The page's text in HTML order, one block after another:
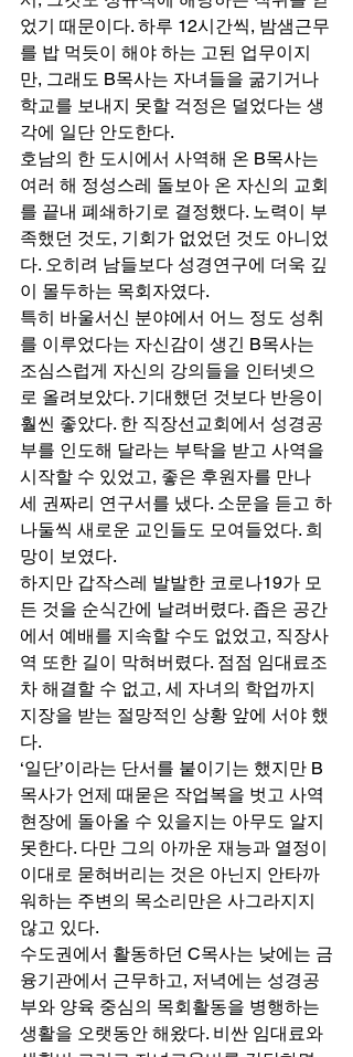
었기 때문이다. 하루 12시간씩, 밤샘근무
를 밥 먹듯이 해야 하는 고된 업무이지
만, 그래도 B목사는 자녀들을 굶기거나
학교를 보내지 못할 걱정은 덜었다는 생
각에 일단 안도한다.
호남의 한 도시에서 사역해 온 B목사는
여러 해 정성스레 돌보아 온 자신의 교회
를 끝내 폐쇄하기로 결정했다. 노력이 부
족했던 것도, 기회가 없었던 것도 아니었
다. 오히려 남들보다 성경연구에 더욱 깊
이 몰두하는 목회자였다.
특히 바울서신 분야에서 어느 정도 성취
를 이루었다는 자신감이 생긴 B목사는
조심스럽게 자신의 강의들을 인터넷으
로 올려보았다. 기대했던 것보다 반응이
훨씬 좋았다. 한 직장선교회에서 성경공
부를 인도해 달라는 부탁을 받고 사역을
시작할 수 있었고, 좋은 후원자를 만나
세 권짜리 연구서를 냈다. 소문을 듣고 하
나둘씩 새로운 교인들도 모여들었다. 희
망이 보였다.
하지만 갑작스레 발발한 코로나19가 모
든 것을 순식간에 날려버렸다. 좁은 공간
에서 예배를 지속할 수도 없었고, 직장사
역 또한 길이 막혀버렸다. 점점 임대료조
차 해결할 수 없고, 세 자녀의 학업까지
지장을 받는 절망적인 상황 앞에 서야 했
다.
‘일단’이라는 단서를 붙이기는 했지만 B
목사가 언제 때묻은 작업복을 벗고 사역
현장에 돌아올 수 있을지는 아무도 알지
못한다. 다만 그의 아까운 재능과 열정이
이대로 묻혀버리는 것은 아닌지 안타까
워하는 주변의 목소리만은 사그라지지
않고 있다.
수도권에서 활동하던 C목사는 낮에는 금
융기관에서 근무하고, 저녁에는 성경공
부와 양육 중심의 목회활동을 병행하는
생활을 오랫동안 해왔다. 비싼 임대료와